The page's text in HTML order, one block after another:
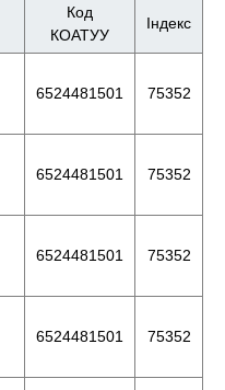
Код
КОАТУУ
Індекс
6524481501 75352
6524481501 75352
6524481501 75352
6524481501 75352